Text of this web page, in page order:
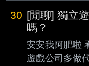
30 [閒聊] 獨立
嗎？
安安我阿肥啦
遊戲公司多做